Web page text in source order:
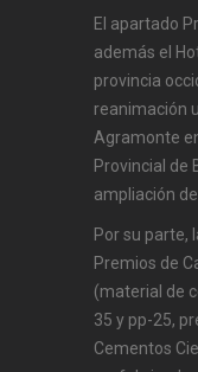
El apartado
además el
provincia
reanimación
Agramonte
Provincial de
ampliación
Por su parte,
Premios de
(material de
35 y pp-25,
Cementos